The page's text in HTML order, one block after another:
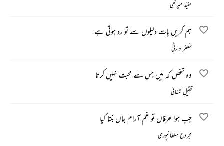
حفیظ میرٹھی
ہم کریں بات دلیلوں سے تو رد ہوتی ہے
مظفر وارثی
وہ شخص کہ میں جس سے محبت نہیں کرتا
قتیل شفائی
جب ہوا عرفاں تو غم آرام جاں بنتا گیا
مجروح سلطانپوری